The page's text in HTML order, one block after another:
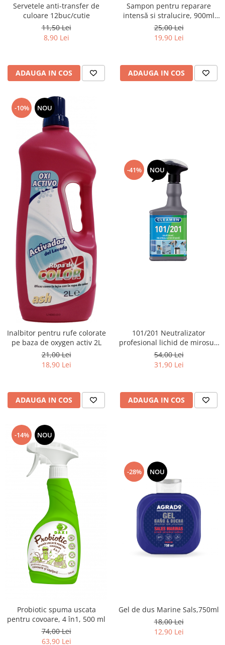
Servetele anti-transfer de
culoare 12buc/cutie
11,50 Lei
8,90 Lei
ADAUGA IN COS
Sampon pentru reparare
intensă si stralucire, 900ml
(cu pompită)
25,00 Lei
19,90 Lei
ADAUGA IN COS
-10% NOU
Inalbitor pentru rufe colorate
pe baza de oxygen activ 2L
21,00 Lei
18,90 Lei
ADAUGA IN COS
-41% NOU
101/201 Neutralizator
profesional lichid de mirosuri
si odorizant interior, 550ml
54,00 Lei
31,90 Lei
ADAUGA IN COS
-14% NOU
Probiotic spuma uscata
pentru covoare, 4 în1, 500 ml
74,00 Lei
63,90 Lei
-28% NOU
Gel de dus Marine Sals,750ml
18,00 Lei
12,90 Lei